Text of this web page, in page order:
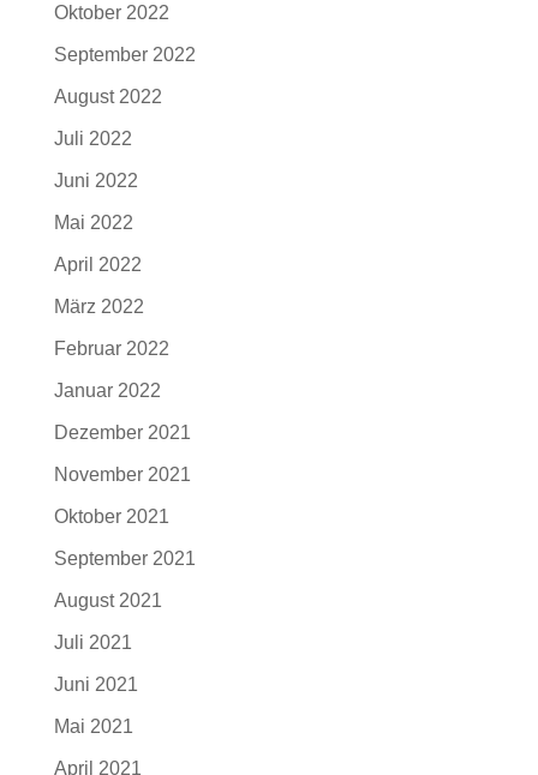
Oktober 2022
September 2022
August 2022
Juli 2022
Juni 2022
Mai 2022
April 2022
März 2022
Februar 2022
Januar 2022
Dezember 2021
November 2021
Oktober 2021
September 2021
August 2021
Juli 2021
Juni 2021
Mai 2021
April 2021